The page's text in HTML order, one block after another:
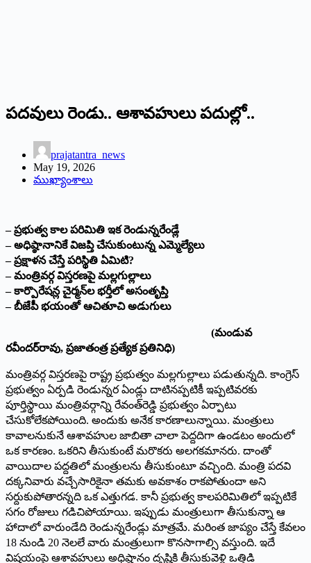
పదవులు రెండు.. ఆశావహులు పదుల్లో..
prajatantra_news
May 19, 2026
ముఖ్యాంశాలు
– ప్రభుత్వ కాల పరిమితి ఇక రెండున్నరేండ్లే
– అధిష్ఠానానికే విజప్తి చేసుకుంటున్న ఎమ్మెల్యేలు
– ప్రక్షాళన చేస్తే పరిస్థితి ఏమిటి?
– మంత్రివర్గ విస్తరణపై మల్లగుల్లాలు
– కార్పొరేషన్ల చైర్మన్‌ల భర్తీలో అసంతృప్తి
– బీజేపీ భయంతో ఆచితూచి అడుగులు
(మండువ
రవీందర్‌రావు, ప్ర‌జాతంత్ర ప్ర‌త్యేక ప్ర‌తినిధి)
మంత్రివర్గ విస్తరణపై రాష్ట్ర ప్రభుత్వం మల్లగుల్లాలు పడుతున్నది. కాంగ్రెస్
ప్రభుత్వం ఏర్పడి రెండున్నర ఏండ్లు దాటినప్పటికీ ఇప్పటివరకు
పూర్తిస్థాయి మంత్రివర్గాన్ని రేవంత్‌రెడ్డి ప్రభుత్వం ఏర్పాటు
చేసుకోలేకపోయింది. అందుకు అనేక కారణాలున్నాయి. మంత్రులు
కావాలనుకునే ఆశావహుల జాబితా చాలా పెద్దదిగా ఉండటం అందులో
ఒక కారణం. ఒకరిని తీసుకుంటే మరొకరు అలగకమానరు. దాంతో
వాయిదాల పద్దతిలో మంత్రులను తీసుకుంటూ వచ్చింది. మంత్రి పదవి
దక్కనివారు వచ్చేసారికైనా తమకు అవకాశం రాకపోతుందా అని
సర్దుకుపోతారన్నది ఒక ఎత్తుగడ. కానీ ప్రభుత్వ కాలపరిమితిలో ఇప్పటికే
సగం రోజులు గడిచిపోయాయి. ఇప్పుడు మంత్రులుగా తీసుకున్నా ఆ
హాదాలో వారుండేది రెండున్నరేండ్లు మాత్రమే. మరింత జాప్యం చేస్తే కేవలం
18 నుండి 20 నెలలే వారు మంత్రులుగా కొనసాగాల్సి వస్తుంది. ఇదే
విషయంపై ఆశావహులు అధిష్ఠానం దృష్టికి తీసుకువెళ్లి ఒత్తిడి